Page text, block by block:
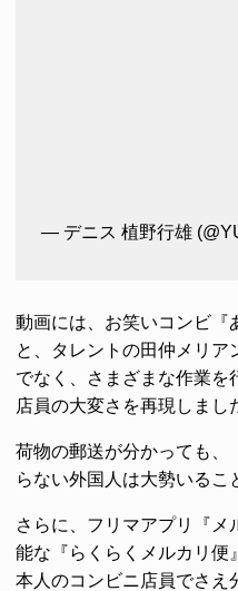
— デニス 植野行雄
動画には、お笑いコンビ『
と、タレントの田仲メリア
でなく、さまざまな作業を
店員の大変さを再現しまし
荷物の郵送が分かっても、
らない外国人は大勢いるこ
さらに、フリマアプリ『
能な『らくらくメルカリ便
本人のコンビニ店員でさえ